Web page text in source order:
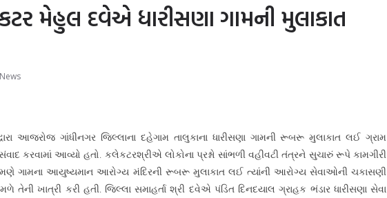
મેહુલ દવેએ ધારીસણા ગામની મુલાકાત
આજરોજ ગાંધીનગર જિલ્લાના દહેગામ તાલુકાના ધારીસણા ગામની રૂબરૂ મુલાકાત લઈ ગ્રામ
કરવામાં આવ્યો હતો. કલેકટરશ્રીએ લોકોના પ્રશ્નો સાંભળી વહીવટી તંત્રને સુચારું રૂપે કામગીરી
ગામના આયુષ્યમાન આરોગ્ય મંદિરની રૂબરૂ મુલાકાત લઈ ત્યાંની આરોગ્ય સેવાઓની ચકાસણી
તેની ખાત્રી કરી હતી. જિલ્લા સમાહર્તા શ્રી દવેએ પંડિત દિનદયાલ ગ્રાહક ભંડાર ધારીસણા સેવા